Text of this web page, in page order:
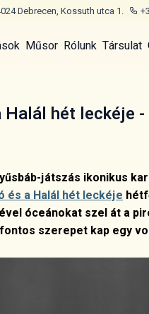
Debrecen, Kossuth utca 1.
Műsor Rólunk Társulat
Halál hét leckéje
játszás ikonikus
és a Halál hét leckéje
óceánokat szel át a
szerepet kap egy